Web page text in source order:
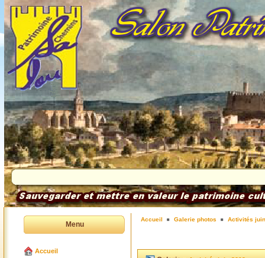
Menu
Accueil
Accueil Galerie photos Activités